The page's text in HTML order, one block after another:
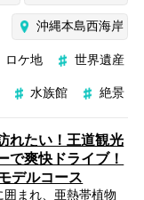
沖縄本島西海岸
ロケ地 世界遺産
水族館 絶景
れたい！王道観光
で爽快ドライブ！
デルコース
まれ、亜熱帯植物